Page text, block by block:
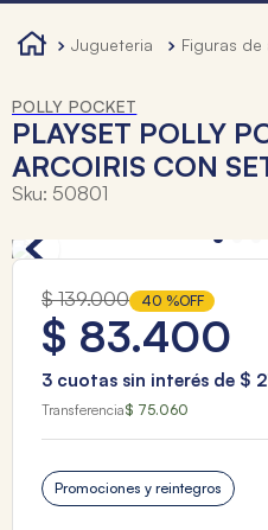
jugueteria figuras
POLLY POCKET
PLAYSET POLLY
ARCOIRIS CON
Sku: 50801
$ 139.000 40 %OFF
$ 83.400
3 cuotas sin interés de $
Transferencia$ 75.060
Promociones y reintegros
3